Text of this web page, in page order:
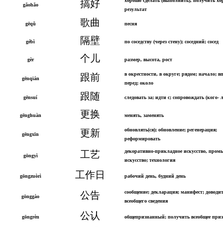
gǎohǎo 搞好
результат
gēqǔ 歌曲 песня
gébì 隔壁 по соседству (через стену); соседний; сосед
gèr 个儿 размер, высота, рост
gēnqián 跟前
в окрестности, в округе; рядом; начало;
перед; около
gēnsuí 跟随 следовать за; идти с; сопровождать (кого-
gēnghuàn 更换 менять, заменять
gēngxīn 更新
обновлять(ся); обновление; регенерация;
реформировать
gōngyì 工艺
декоративно-прикладное искусство,
искусство; технология
gōngzuòrì 工作日 рабочий день, будний день
gōnggào 公告
сообщение; декларация; манифест;
всеобщего сведения
gōngrèn 公认 общепризнанный; получить всеобщее